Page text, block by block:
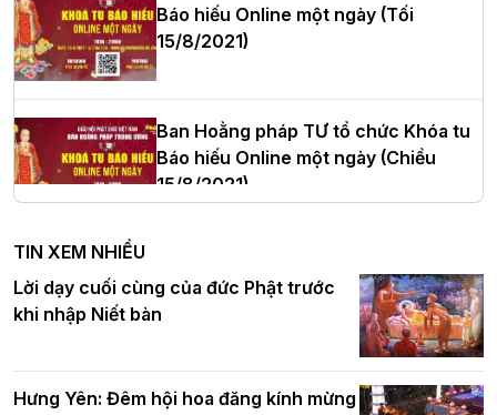
Thượng tọa Thích Tâm Chính được suy
cử tân Trưởng ban Trị sự GHPGVN tỉnh
Hà Nội: Tăng Ni Trường hạ Bồ Đề trang
nghiêm tác pháp Tiền an cư PL.2570 –
DL.2026
chúc mừng Phật đản BTS GHPGVN TP.
Báo hiếu Online một ngày (Tối
15/8/2021)
Ban Hoằng pháp TƯ tổ chức Khóa tu
Báo hiếu Online một ngày (Chiều
15/8/2021)
Ban Hoằng pháp TƯ tổ chức Khóa tu
Báo hiếu Online một ngày (Sáng
15/8/2021)
TIN XEM NHIỀU
Lời dạy cuối cùng của đức Phật trước
khi nhập Niết bàn
Hưng Yên: Đêm hội hoa đăng kính mừng